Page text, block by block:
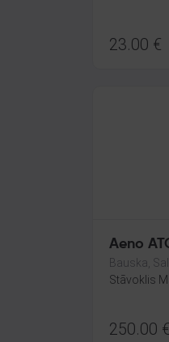
23.00 €
Aeno
Bauska,
Stāvoklis
250.00 €